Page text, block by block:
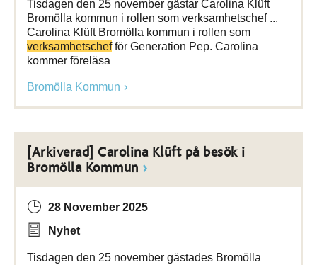
Tisdagen den 25 november gästar Carolina Klüft
Bromölla kommun i rollen som verksamhetschef ...
Carolina Klüft Bromölla kommun i rollen som
verksamhetschefför Generation Pep. Carolina
kommer föreläsa
Bromölla Kommun
[Arkiverad] Carolina Klüft på besök i
Bromölla Kommun
28 November 2025
Nyhet
Tisdagen den 25 november gästades Bromölla